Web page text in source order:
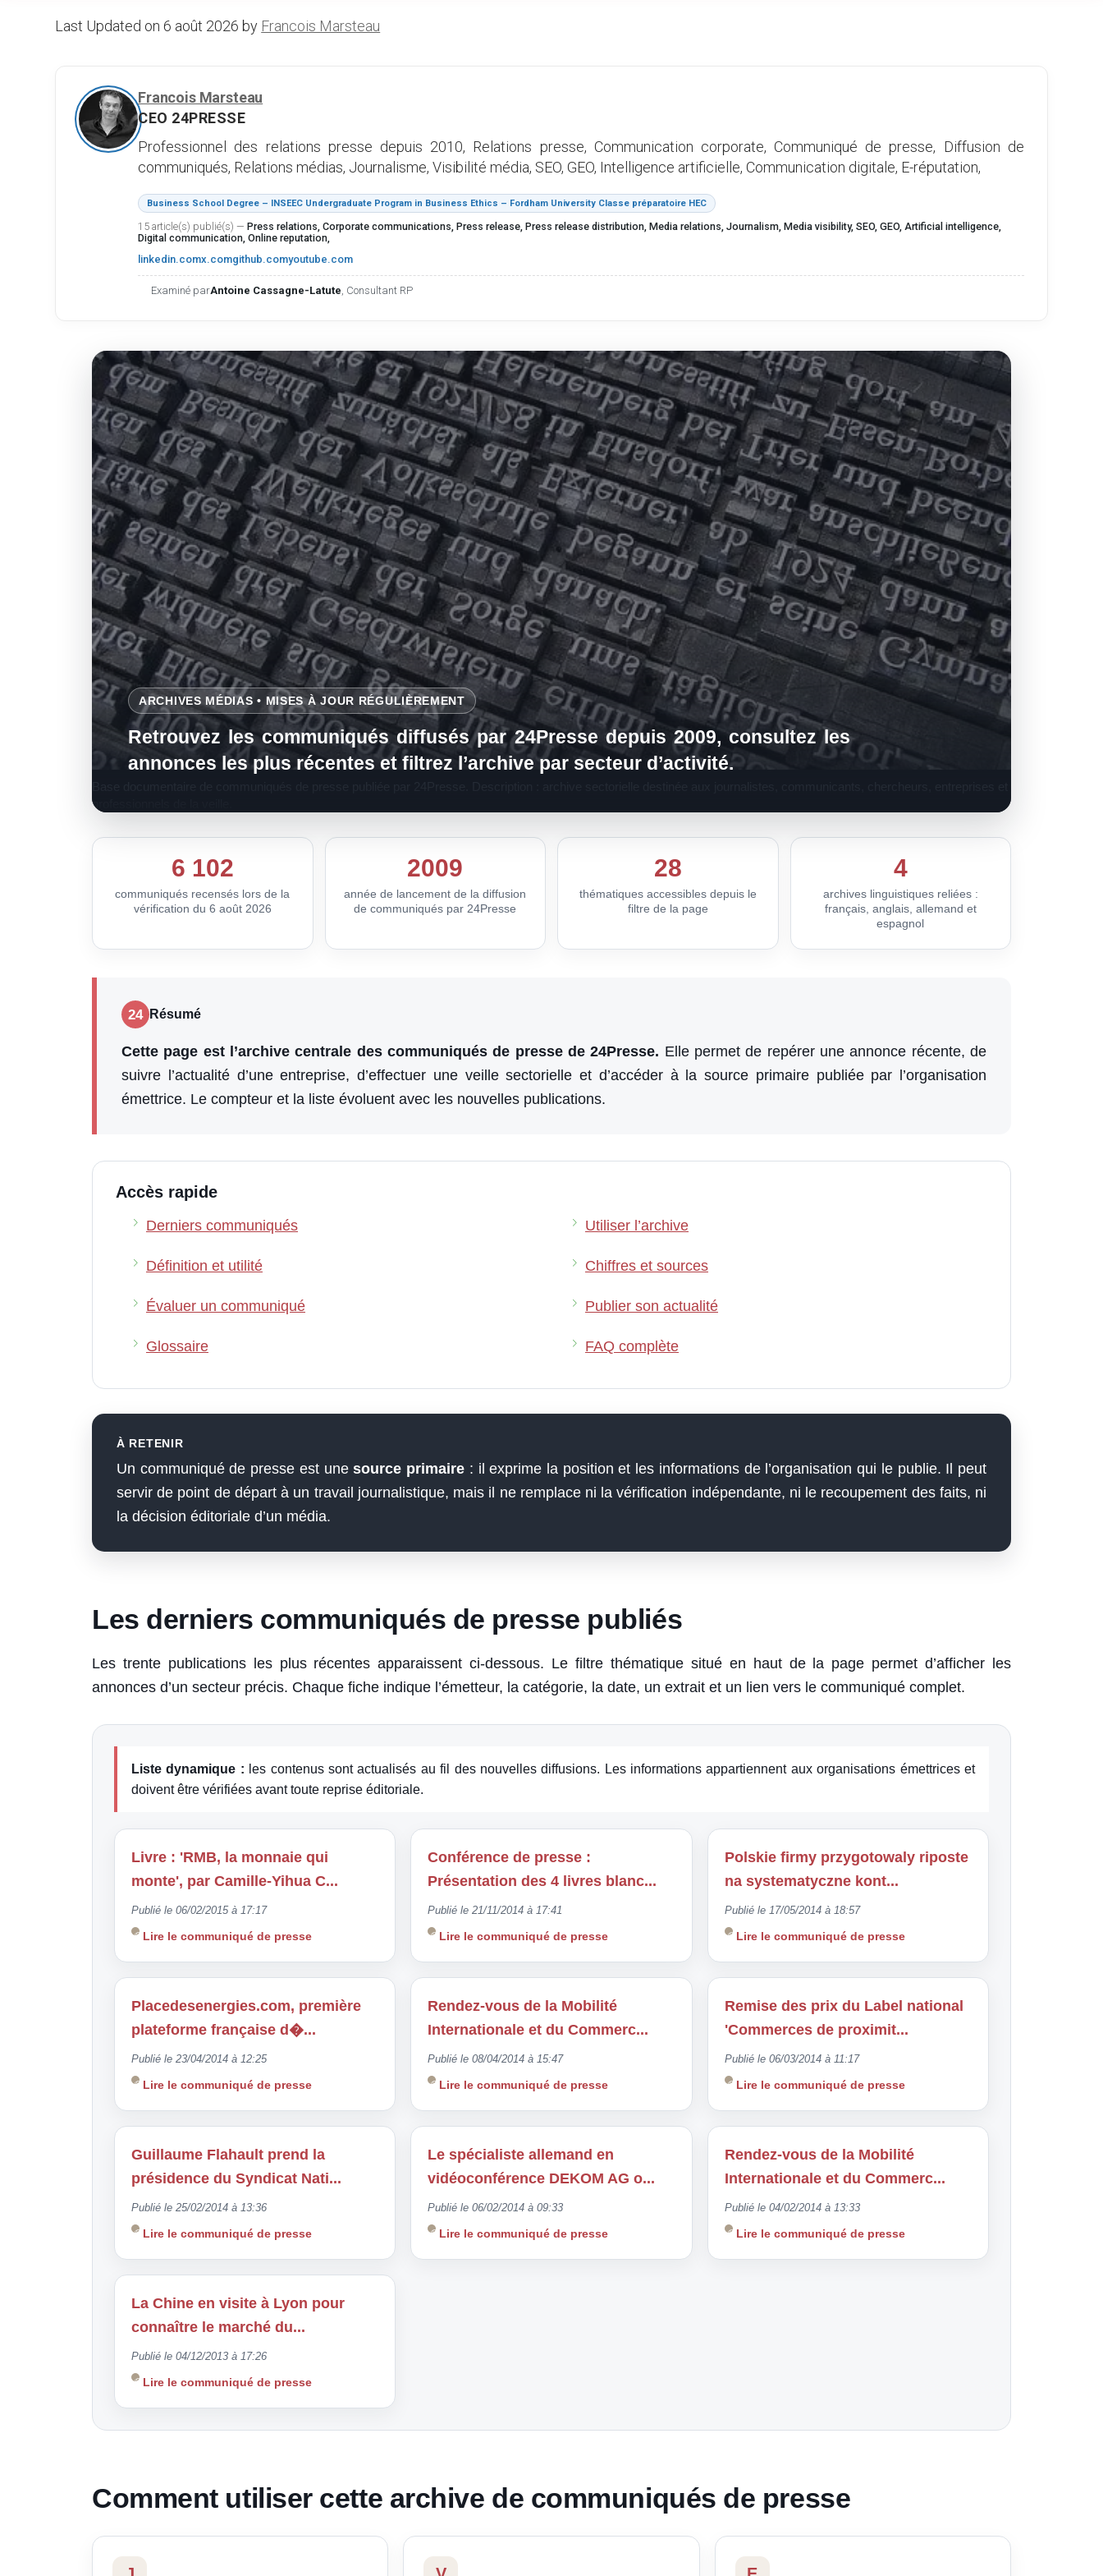
Last Updated on 6 août 2026 by Francois Marsteau
Francois Marsteau
CEO 24PRESSE
Professionnel des relations presse depuis 2010, Relations presse, Communication corporate, Communiqué de presse, Diffusion de
communiqués, Relations médias, Journalisme, Visibilité média, SEO, GEO, Intelligence artificielle, Communication digitale, E-réputation,
Business School Degree – INSEEC Undergraduate Program in Business Ethics – Fordham University Classe préparatoire HEC
15 article(s) publié(s) —Press relations, Corporate communications, Press release, Press release distribution, Media relations, Journalism, Media visibility, SEO, GEO, Artificial intelligence,
Digital communication, Online reputation,
linkedin.comx.comgithub.comyoutube.com
Examiné parAntoine Cassagne-Latute, Consultant RP
ARCHIVES MÉDIAS • MISES À JOUR RÉGULIÈREMENT
Retrouvez les communiqués diffusés par 24Presse depuis 2009, consultez les
annonces les plus récentes et filtrez l’archive par secteur d’activité.
professionnels de la veille.
6 102
communiqués recensés lors de la
vérification du 6 août 2026
2009
année de lancement de la diffusion
de communiqués par 24Presse
28
thématiques accessibles depuis le
filtre de la page
4
archives linguistiques reliées :
français, anglais, allemand et
espagnol
24 Résumé
Cette page est l’archive centrale des communiqués de presse de 24Presse. Elle permet de repérer une annonce récente, de
suivre l’actualité d’une entreprise, d’effectuer une veille sectorielle et d’accéder à la source primaire publiée par l’organisation
émettrice. Le compteur et la liste évoluent avec les nouvelles publications.
Accès rapide
Derniers communiqués Utiliser l’archive
Définition et utilité Chiffres et sources
Évaluer un communiqué Publier son actualité
Glossaire FAQ complète
À RETENIR
Un communiqué de presse est unesource primaire : il exprime la position et les informations de l’organisation qui le publie. Il peut
servir de point de départ à un travail journalistique, mais il ne remplace ni la vérification indépendante, ni le recoupement des faits, ni
la décision éditoriale d’un média.
Les derniers communiqués de presse publiés
Les trente publications les plus récentes apparaissent ci-dessous. Le filtre thématique situé en haut de la page permet d’afficher les
annonces d’un secteur précis. Chaque fiche indique l’émetteur, la catégorie, la date, un extrait et un lien vers le communiqué complet.
Liste dynamique : les contenus sont actualisés au fil des nouvelles diffusions. Les informations appartiennent aux organisations émettrices et
doivent être vérifiées avant toute reprise éditoriale.
Livre : 'RMB, la monnaie qui
monte', par Camille-Yihua C...
Publié le 06/02/2015 à 17:17
Lire le communiqué de presse
Conférence de presse :
Présentation des 4 livres blanc...
Publié le 21/11/2014 à 17:41
Lire le communiqué de presse
Polskie firmy przygotowaly riposte
na systematyczne kont...
Publié le 17/05/2014 à 18:57
Lire le communiqué de presse
Placedesenergies.com, première
plateforme française d�...
Publié le 23/04/2014 à 12:25
Lire le communiqué de presse
Rendez-vous de la Mobilité
Internationale et du Commerc...
Publié le 08/04/2014 à 15:47
Lire le communiqué de presse
Remise des prix du Label national
'Commerces de proximit...
Publié le 06/03/2014 à 11:17
Lire le communiqué de presse
Guillaume Flahault prend la
présidence du Syndicat Nati...
Publié le 25/02/2014 à 13:36
Lire le communiqué de presse
Le spécialiste allemand en
vidéoconférence DEKOM AG o...
Publié le 06/02/2014 à 09:33
Lire le communiqué de presse
Rendez-vous de la Mobilité
Internationale et du Commerc...
Publié le 04/02/2014 à 13:33
Lire le communiqué de presse
La Chine en visite à Lyon pour
connaître le marché du...
Publié le 04/12/2013 à 17:26
Lire le communiqué de presse
Comment utiliser cette archive de communiqués de presse